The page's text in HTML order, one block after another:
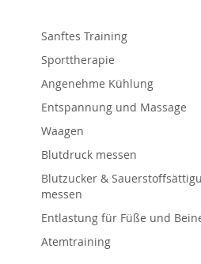
Sanftes Training
Sporttherapie
Angenehme Kühlung
Entspannung und Massage
Waagen
Blutdruck messen
Blutzucker &
messen
Entlastung für Füße und
Atemtraining